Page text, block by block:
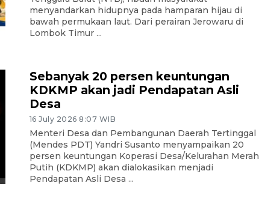
menyandarkan hidupnya pada hamparan hijau di
bawah permukaan laut. Dari perairan Jerowaru di
Lombok Timur ...
Sebanyak 20 persen keuntungan
KDKMP akan jadi Pendapatan Asli
Desa
16 July 2026 8:07 WIB
Menteri Desa dan Pembangunan Daerah Tertinggal
(Mendes PDT) Yandri Susanto menyampaikan 20
persen keuntungan Koperasi Desa/Kelurahan Merah
Putih (KDKMP) akan dialokasikan menjadi
Pendapatan Asli Desa ...